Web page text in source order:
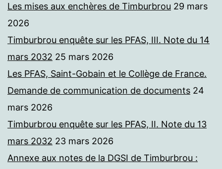
Les mises aux enchères de Timburbrou 29 mars
2026
Timburbrou enquête sur les PFAS, III. Note du 14
mars 2032 25 mars 2026
Les PFAS, Saint-Gobain et le Collège de France.
Demande de communication de documents 24
mars 2026
Timburbrou enquête sur les PFAS, II. Note du 13
mars 2032 23 mars 2026
Annexe aux notes de la DGSI de Timburbrou :